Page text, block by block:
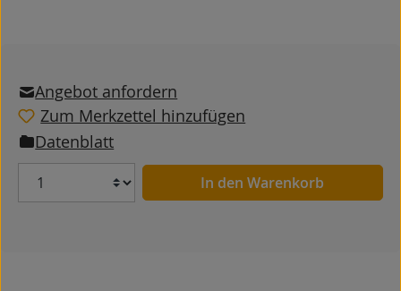
Angebot anfordern
Zum Merkzettel hinzufügen
Datenblatt
Anzahl In den Warenkorb